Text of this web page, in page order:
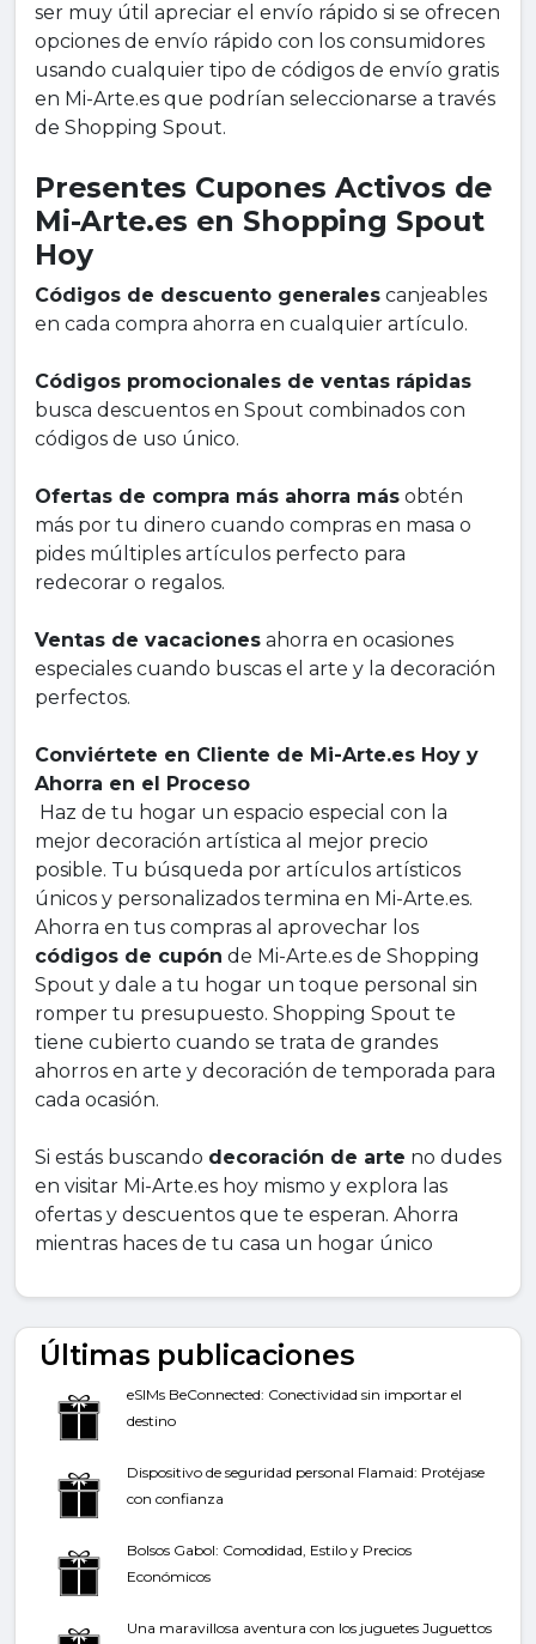
ser muy útil apreciar el envío rápido si se ofrecen
opciones de envío rápido con los consumidores
usando cualquier tipo de códigos de envío gratis
en Mi-Arte.es que podrían seleccionarse a través
de Shopping Spout.
Presentes Cupones Activos de
Mi-Arte.es en Shopping Spout
Hoy
Códigos de descuento generales canjeables
en cada compra ahorra en cualquier artículo.
Códigos promocionales de ventas rápidas
busca descuentos en Spout combinados con
códigos de uso único.
Ofertas de compra más ahorra más obtén
más por tu dinero cuando compras en masa o
pides múltiples artículos perfecto para
redecorar o regalos.
Ventas de vacaciones ahorra en ocasiones
especiales cuando buscas el arte y la decoración
perfectos.
Conviértete en Cliente de Mi-Arte.es Hoy y
Ahorra en el Proceso
Haz de tu hogar un espacio especial con la
mejor decoración artística al mejor precio
posible. Tu búsqueda por artículos artísticos
únicos y personalizados termina en Mi-Arte.es.
Ahorra en tus compras al aprovechar los
códigos de cupón de Mi-Arte.es de Shopping
Spout y dale a tu hogar un toque personal sin
romper tu presupuesto. Shopping Spout te
tiene cubierto cuando se trata de grandes
ahorros en arte y decoración de temporada para
cada ocasión.
Si estás buscando decoración de arte no dudes
en visitar Mi-Arte.es hoy mismo y explora las
ofertas y descuentos que te esperan. Ahorra
mientras haces de tu casa un hogar único
Últimas publicaciones
eSIMs BeConnected: Conectividad sin importar el
destino
Dispositivo de seguridad personal Flamaid: Protéjase
con confianza
Bolsos Gabol: Comodidad, Estilo y Precios
Económicos
Una maravillosa aventura con los juguetes Juguettos